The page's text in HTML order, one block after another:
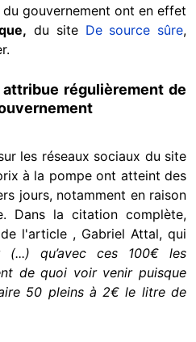
gouvernement ont en effet
du site De source sûre,
régulièrement de
les réseaux sociaux du site
à la pompe ont atteint des
jours, notamment en raison
Dans la citation complète,
l'article , Gabriel Attal, qui
(...) qu’avec ces 100€ les
de quoi voir venir puisque
50 pleins à 2€ le litre de